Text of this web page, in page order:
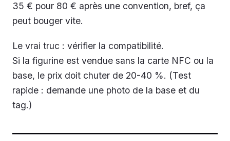
35 € pour 80 € après une convention, bref, ça
peut bouger vite.
Le vrai truc : vérifier la compatibilité.
Si la figurine est vendue sans la carte NFC ou la
base, le prix doit chuter de 20-40 %. (Test
rapide : demande une photo de la base et du
tag.)